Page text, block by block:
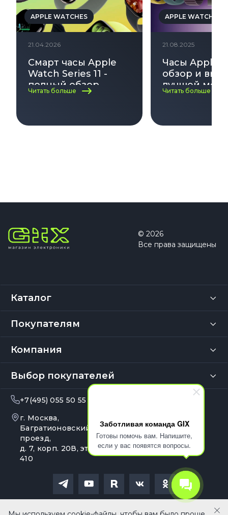
Заботливая команда GIX
Готовы помочь вам. Напишите,
если у вас появятся вопросы.
APPLE WATCHES
21.04.2026
Смарт часы Apple
Watch Series 11 -
полный обзор
функций часов,
Читать больше
APPLE WATCHES
21.08.2025
Часы Apple
обзор и
лучшей
2025
Читать больше
© 2026
Все права защищены
Каталог
Покупателям
Компания
Выбор покупателей
+7(495) 055 50 55
г. Москва,
Багратионовский
проезд,
д. 7, корп. 20В, эт. 4, оф.
410
Ежедневно
Сайт носит сугубо информационный характер и не является
Политика обработки персональных данных